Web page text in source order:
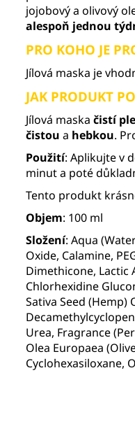
jojobový a olivový
alespoň jednou
PRO KOHO JE
Jílová maska je
JAK PRODUKT
Jílová maska čistí
čistou a hebkou.
Použití: Aplikujte v
minut a poté
Tento produkt
Objem: 100 ml
Složení: Aqua
Oxide, Calamine,
Dimethicone, Lactic
Chlorhexidine
Sativa Seed (Hemp)
Urea, Fragrance
Olea Europaea
Cyclohexasiloxane,